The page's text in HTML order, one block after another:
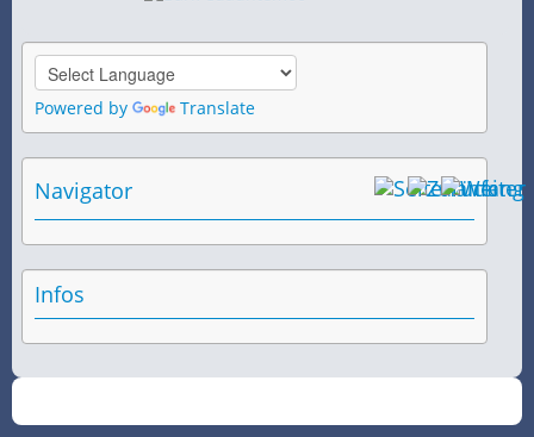
Powered by Translate
Navigator
Infos